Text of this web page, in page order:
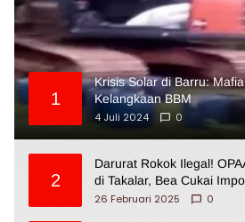
1
Krisis Solar di Barru:
Kelangkaan BBM
4 Juli 2024
0
2
Darurat Rokok Ilegal!
di Takalar, Bea Cukai
26 Februari 2025
0